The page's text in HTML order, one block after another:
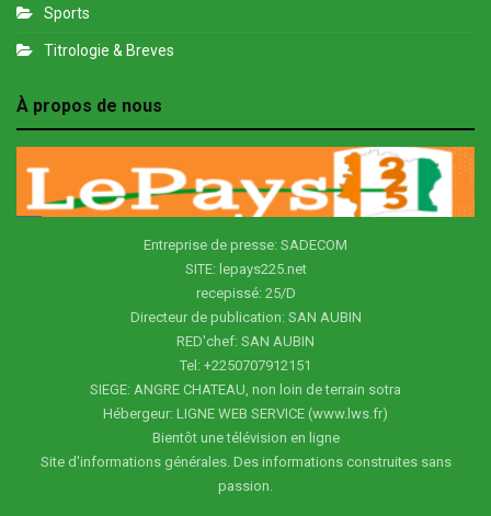
Sports
Titrologie & Breves
À propos de nous
Entreprise de presse: SADECOM
SITE: lepays225.net
recepissé: 25/D
Directeur de publication: SAN AUBIN
RED'chef: SAN AUBIN
Tel: +2250707912151
SIEGE: ANGRE CHATEAU, non loin de terrain sotra
Hébergeur: LIGNE WEB SERVICE (www.lws.fr)
Bientôt une télévision en ligne
Site d'informations générales. Des informations construites sans
passion.